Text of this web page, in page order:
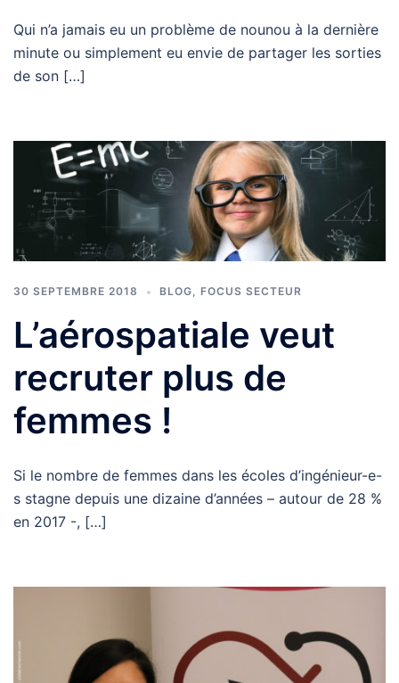
Qui n’a jamais eu un problème de nounou à la dernière
minute ou simplement eu envie de partager les sorties
de son […]
30 SEPTEMBRE 2018 BLOG, FOCUS SECTEUR
L’aérospatiale veut
recruter plus de
femmes !
Si le nombre de femmes dans les écoles d’ingénieur-e-
s stagne depuis une dizaine d’années – autour de 28 %
en 2017 -, […]